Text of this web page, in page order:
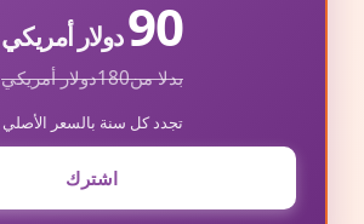
90دولار أمريكي
بدلا من180دولار أمريكي
تجدد كل سنة بالسعر الأصلي
اشترك